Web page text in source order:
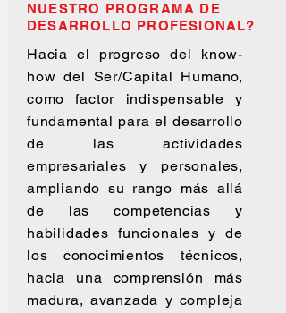
NUESTRO PROGRAMA DE
DESARROLLO PROFESIONAL?
Hacia el progreso del know-
how del Ser/Capital Humano,
como factor indispensable y
fundamental para el desarrollo
de las actividades
empresariales y personales,
ampliando su rango más allá
de las competencias y
habilidades funcionales y de
los conocimientos técnicos,
hacia una comprensión más
madura, avanzada y compleja